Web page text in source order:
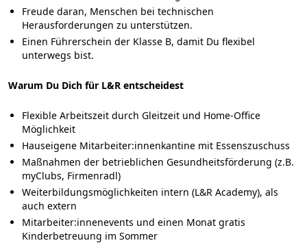
Freude daran, Menschen bei technischen
Herausforderungen zu unterstützen.
Einen Führerschein der Klasse B, damit Du flexibel
unterwegs bist.
Warum Du Dich für L&R entscheidest
Flexible Arbeitszeit durch Gleitzeit und Home-Office
Möglichkeit
Hauseigene Mitarbeiter:innenkantine mit Essenszuschuss
Maßnahmen der betrieblichen Gesundheitsförderung (z.B.
myClubs, Firmenradl)
Weiterbildungsmöglichkeiten intern (L&R Academy), als
auch extern
Mitarbeiter:innenevents und einen Monat gratis
Kinderbetreuung im Sommer